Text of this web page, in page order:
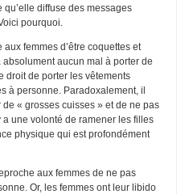
qu’elle diffuse des messages
pourquoi.
femmes d’être coquettes et
absolument aucun mal à porter de
droit de porter les vêtements
à personne. Paradoxalement, il
« grosses cuisses » et de ne pas
une volonté de ramener les filles
physique qui est profondément
aux femmes de ne pas
Or, les femmes ont leur libido